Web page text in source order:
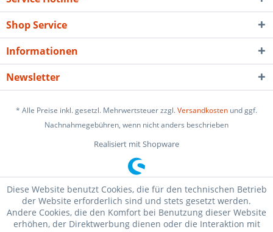
Shop Service
Informationen
Newsletter
* Alle Preise inkl. gesetzl. Mehrwertsteuer zzgl.Versandkosten und ggf.
Nachnahmegebühren, wenn nicht anders beschrieben
Realisiert mit Shopware
Diese Website benutzt Cookies, die für den technischen Betrieb
der Website erforderlich sind und stets gesetzt werden.
Andere Cookies, die den Komfort bei Benutzung dieser Website
erhöhen, der Direktwerbung dienen oder die Interaktion mit